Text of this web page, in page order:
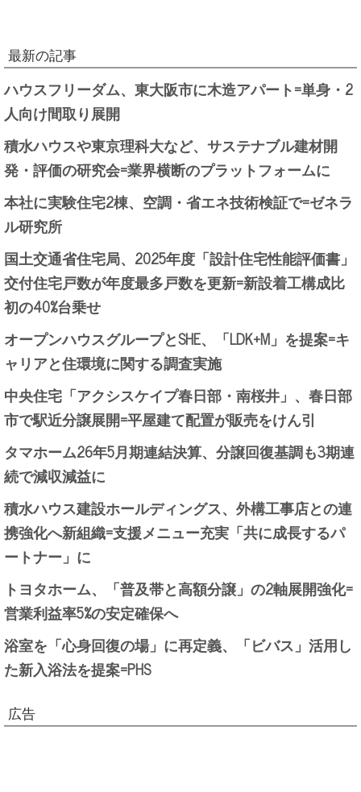
最新の記事
ハウスフリーダム、東大阪市に木造アパート=単身・2
人向け間取り展開
積水ハウスや東京理科大など、サステナブル建材開
発・評価の研究会=業界横断のプラットフォームに
本社に実験住宅2棟、空調・省エネ技術検証で=ゼネラ
ル研究所
国土交通省住宅局、2025年度「設計住宅性能評価書」
交付住宅戸数が年度最多戸数を更新=新設着工構成比
初の40%台乗せ
オープンハウスグループとSHE、「LDK+M」を提案=キ
ャリアと住環境に関する調査実施
中央住宅「アクシスケイプ春日部・南桜井」、春日部
市で駅近分譲展開=平屋建て配置が販売をけん引
タマホーム26年5月期連結決算、分譲回復基調も3期連
続で減収減益に
積水ハウス建設ホールディングス、外構工事店との連
携強化へ新組織=支援メニュー充実「共に成長するパ
ートナー」に
トヨタホーム、「普及帯と高額分譲」の2軸展開強化=
営業利益率5%の安定確保へ
浴室を「心身回復の場」に再定義、「ビバス」活用し
た新入浴法を提案=PHS
広告